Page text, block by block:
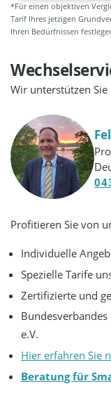
*Für einen objektiven
Tarif Ihres jetzigen
Ihren Bedürfnissen
Wir unterstützen
Profitieren Sie von
Individuelle
Spezielle Tarife
Zertifizierte und
e.V.
Hier erfahren Sie
Beratung für